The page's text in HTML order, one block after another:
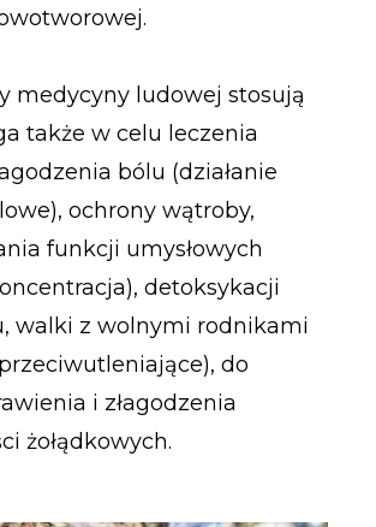
medycyny ludowej stosują
także w celu leczenia
bólu (działanie
ochrony wątroby,
funkcji umysłowych
detoksykacji
walki z wolnymi rodnikami
do
i złagodzenia
żołądkowych.